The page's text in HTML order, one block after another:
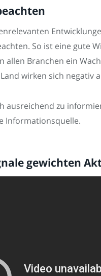
So ist eine gute
allen Branchen ein
wirken sich negativ
ausreichend zu
Informationsquelle.
gewichten